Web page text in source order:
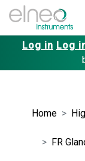
Log in Log
Home
FR